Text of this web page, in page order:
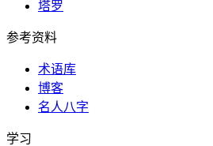
塔罗
参考资料
术语库
博客
名人八字
学习